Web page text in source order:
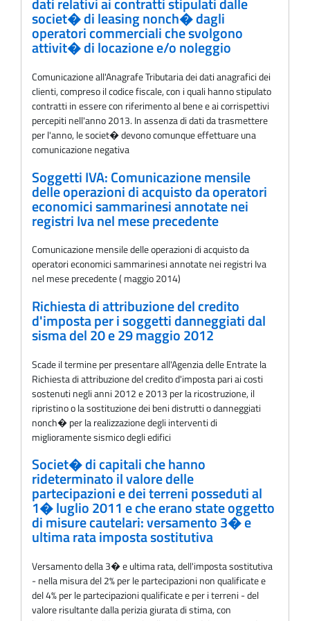
dati relativi ai contratti stipulati dalle
societ� di leasing nonch� dagli
operatori commerciali che svolgono
attivit� di locazione e/o noleggio
Comunicazione all'Anagrafe Tributaria dei dati anagrafici dei
clienti, compreso il codice fiscale, con i quali hanno stipulato
contratti in essere con riferimento al bene e ai corrispettivi
percepiti nell'anno 2013. In assenza di dati da trasmettere
per l'anno, le societ� devono comunque effettuare una
comunicazione negativa
Soggetti IVA: Comunicazione mensile
delle operazioni di acquisto da operatori
economici sammarinesi annotate nei
registri Iva nel mese precedente
Comunicazione mensile delle operazioni di acquisto da
operatori economici sammarinesi annotate nei registri Iva
nel mese precedente ( maggio 2014)
Richiesta di attribuzione del credito
d'imposta per i soggetti danneggiati dal
sisma del 20 e 29 maggio 2012
Scade il termine per presentare all'Agenzia delle Entrate la
Richiesta di attribuzione del credito d'imposta pari ai costi
sostenuti negli anni 2012 e 2013 per la ricostruzione, il
ripristino o la sostituzione dei beni distrutti o danneggiati
nonch� per la realizzazione degli interventi di
miglioramente sismico degli edifici
Societ� di capitali che hanno
rideterminato il valore delle
partecipazioni e dei terreni posseduti al
1� luglio 2011 e che erano state oggetto
di misure cautelari: versamento 3� e
ultima rata imposta sostitutiva
Versamento della 3� e ultima rata, dell'imposta sostitutiva
- nella misura del 2% per le partecipazioni non qualificate e
del 4% per le partecipazioni qualificate e per i terreni - del
valore risultante dalla perizia giurata di stima, con